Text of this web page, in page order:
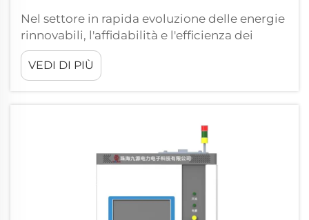
Nel settore in rapida evoluzione delle energie
rinnovabili, l'affidabilità e l'efficienza dei
sistemi di accumulo energetico (ESS) sono
diventate fondamentali per bilanciare
domanda e offerta. La Soluzione del Sistema
VEDI DI PIÙ